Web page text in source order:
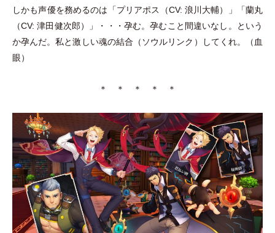
しかも声優を務めるのは
「プリアポス （CV: 浪川大輔） 」 「蘭丸
（CV: 津田健次郎） 」 ・ ・ ・ 孕む。孕むこと間違いなし。という
か孕んだ。私と激しい魂の結合 （ ソウルリンク ） してくれ。 （ 血
眼）
＊ ＊ ＊ ＊ ＊